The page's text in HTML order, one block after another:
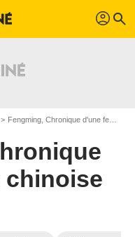
profil search
Fengming, Chronique d'une femme chinoise
chinoise